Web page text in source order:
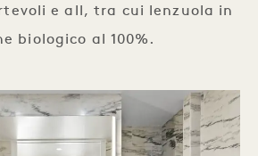
e all, tra cui lenzuola in
biologico al 100%.